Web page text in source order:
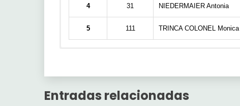
4 31 NIEDERMAIER Antonia
5 111 TRINCA COLONEL Monica
Entradas relacionadas